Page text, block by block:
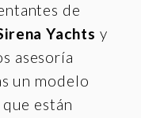
de
Yachts y
asesoría
un modelo
están